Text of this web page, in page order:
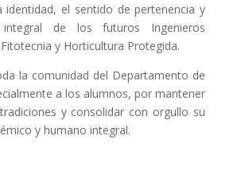
identidad, el sentido de pertenencia y
de los futuros Ingenieros
y Horticultura Protegida.
la comunidad del Departamento de
a los alumnos, por mantener
y consolidar con orgullo su
y humano integral.